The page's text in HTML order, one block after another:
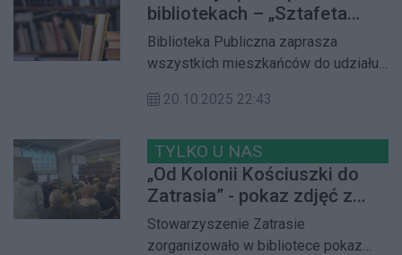
bibliotekach – „Sztafeta
Bibliotek” już 25
października
Biblioteka Publiczna zaprasza
wszystkich mieszkańców do udziału
rodzinnym spacerze „Sztafeta
20.10.2025 22:43
TYLKO U NAS
„Od Kolonii Kościuszki do
Zatrasia” - pokaz zdjęć z
prelekcją wzbudził duże
zainteresowanie
Stowarzyszenie Zatrasie
zorganizowało w bibliotece pokaz